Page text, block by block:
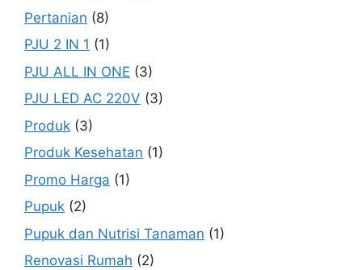
Pertanian (8)
PJU 2 IN 1 (1)
PJU ALL IN ONE (3)
PJU LED AC 220V (3)
Produk (3)
Produk Kesehatan (1)
Promo Harga (1)
Pupuk (2)
Pupuk dan Nutrisi Tanaman (1)
Renovasi Rumah (2)